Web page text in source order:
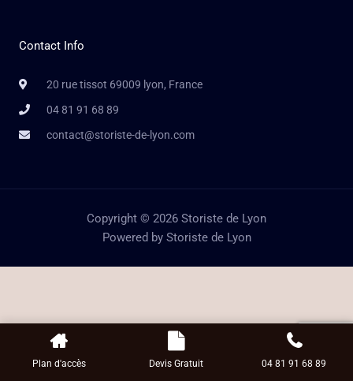
Contact Info
20 rue tissot 69009 lyon, France
04 81 91 68 89
contact@storiste-de-lyon.com
Copyright © 2026 Storiste de Lyon
Powered by Storiste de Lyon
Plan d'accès Devis Gratuit 04 81 91 68 89